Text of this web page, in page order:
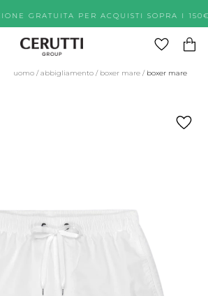
GRATUITA PER ACQUISTI
uomo /abbigliamento / boxer mare / boxer mare